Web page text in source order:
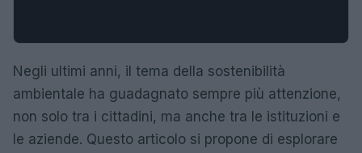
Negli ultimi anni, il tema della sostenibilità
ambientale ha guadagnato sempre più attenzione,
non solo tra i cittadini, ma anche tra le istituzioni e
le aziende. Questo articolo si propone di esplorare